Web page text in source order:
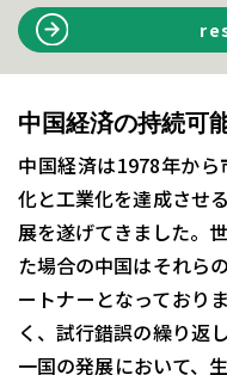
中国経済の持続可
中国経済は1978年か
化と工業化を達成させ
展を遂げてきました。
た場合の中国はそれら
ートナーとなっており
く、試行錯誤の繰り返
一国の発展において、